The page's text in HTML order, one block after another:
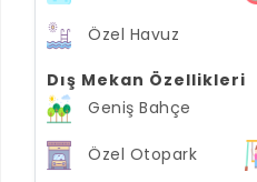
Özel Havuz
Dış Mekan Özellikleri
Geniş Bahçe
Özel Otopark